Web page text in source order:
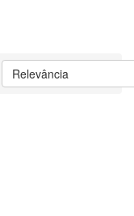
Relevância